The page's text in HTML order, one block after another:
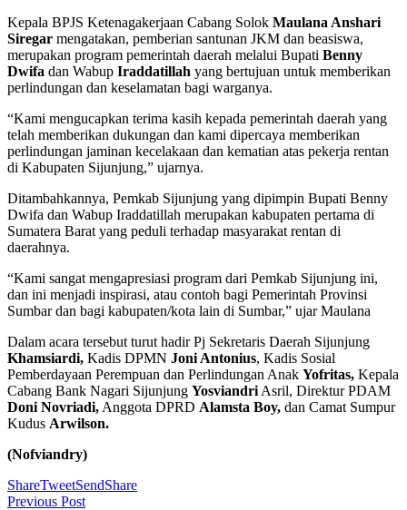
Kepala BPJS Ketenagakerjaan Cabang Solok Maulana Anshari
Siregar mengatakan, pemberian santunan JKM dan beasiswa,
merupakan program pemerintah daerah melalui Bupati Benny
Dwifa dan Wabup Iraddatillah yang bertujuan untuk memberikan
perlindungan dan keselamatan bagi warganya.
“Kami mengucapkan terima kasih kepada pemerintah daerah yang
telah memberikan dukungan dan kami dipercaya memberikan
perlindungan jaminan kecelakaan dan kematian atas pekerja rentan
di Kabupaten Sijunjung,” ujarnya.
Ditambahkannya, Pemkab Sijunjung yang dipimpin Bupati Benny
Dwifa dan Wabup Iraddatillah merupakan kabupaten pertama di
Sumatera Barat yang peduli terhadap masyarakat rentan di
daerahnya.
“Kami sangat mengapresiasi program dari Pemkab Sijunjung ini,
dan ini menjadi inspirasi, atau contoh bagi Pemerintah Provinsi
Sumbar dan bagi kabupaten/kota lain di Sumbar,” ujar Maulana
Dalam acara tersebut turut hadir Pj Sekretaris Daerah Sijunjung
Khamsiardi, Kadis DPMN Joni Antonius, Kadis Sosial
Pemberdayaan Perempuan dan Perlindungan Anak Yofritas, Kepala
Cabang Bank Nagari Sijunjung Yosviandri Asril, Direktur PDAM
Doni Novriadi, Anggota DPRD Alamsta Boy, dan Camat Sumpur
Kudus Arwilson.
(Nofviandry)
ShareTweetSendShare
Previous Post